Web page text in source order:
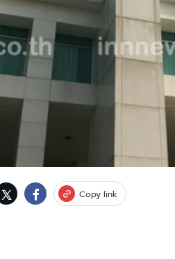
อปฟรี ติดตามสนุกโซเชียลได้ที่
มเมจ ฟิวเจอร์ (ประเทศไทย) จำกัด
Copy link